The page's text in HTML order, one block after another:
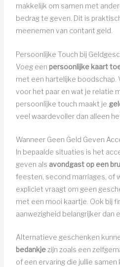
makkelijk om samen met
bedrag te geven. Dit is
meenemen van contant geld.
Persoonlijke Touch bij
Voeg een persoonlijke kaart
met een hartelijke boodschap.
voor het paar en wat je relatie
persoonlijke touch maakt je
veel waardevoller dan alleen
Wanneer Geen Geld Geven
In bepaalde situaties is het
geven als avondgast op een
feesten, second marriages, of
expliciet vraagt om geen
met een mooi kaartje. Ook bij
aanwezigheid belangrijker dan
Alternatieve geschenken
bedankjezijn zoals een
of een ervaring die jullie